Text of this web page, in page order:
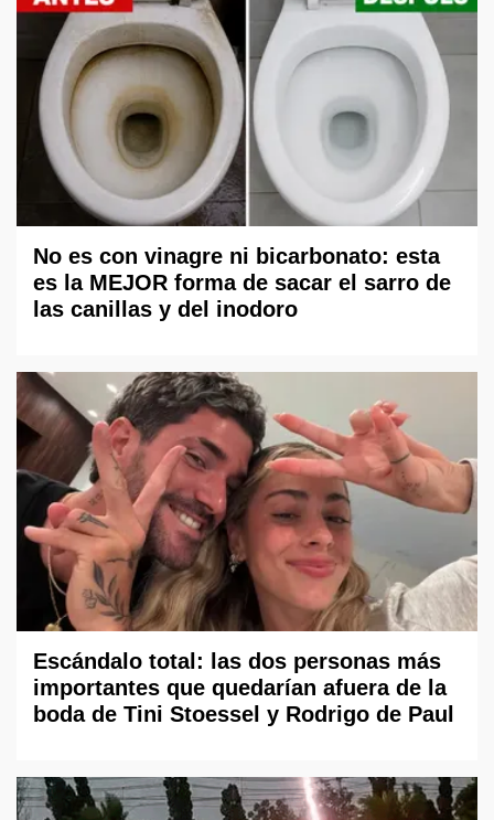
No es con vinagre ni bicarbonato: esta
es la MEJOR forma de sacar el sarro de
las canillas y del inodoro
Escándalo total: las dos personas más
importantes que quedarían afuera de la
boda de Tini Stoessel y Rodrigo de Paul